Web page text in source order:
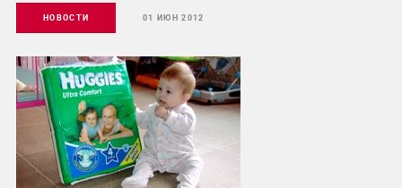
НОВОСТИ 01 ИЮН 2012